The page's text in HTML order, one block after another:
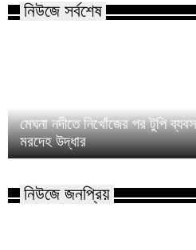
নিউজে সর্বশেষ
মেঘনা নদীতে নিখোঁজের পর টুপি
মরদেহ উদ্ধার
নিউজে জনপ্রিয়